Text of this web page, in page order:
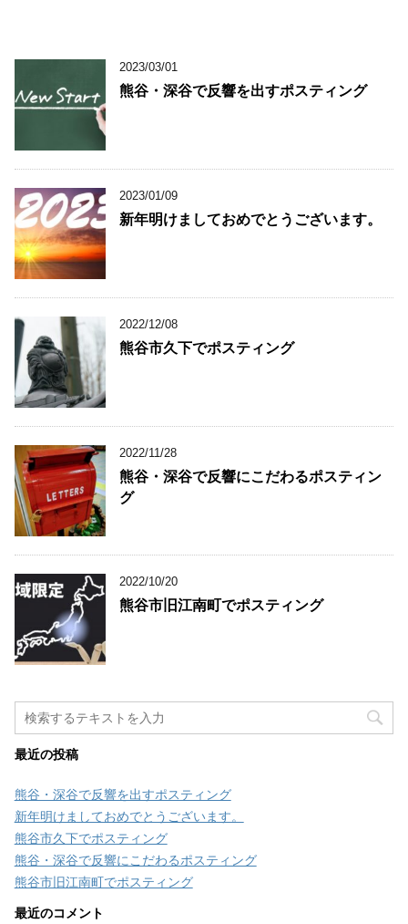
2023/03/01
熊谷・深谷で反響を出すポスティング
2023/01/09
新年明けましておめでとうございます。
2022/12/08
熊谷市久下でポスティング
2022/11/28
熊谷・深谷で反響にこだわるポスティン
グ
2022/10/20
熊谷市旧江南町でポスティング
最近の投稿
熊谷・深谷で反響を出すポスティング
新年明けましておめでとうございます。
熊谷市久下でポスティング
熊谷・深谷で反響にこだわるポスティング
熊谷市旧江南町でポスティング
最近のコメント